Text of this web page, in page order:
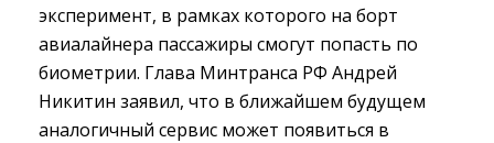
эксперимент, в рамках которого на борт
авиалайнера пассажиры смогут попасть по
биометрии. Глава Минтранса РФ Андрей
Никитин заявил, что в ближайшем будущем
аналогичный сервис может появиться в